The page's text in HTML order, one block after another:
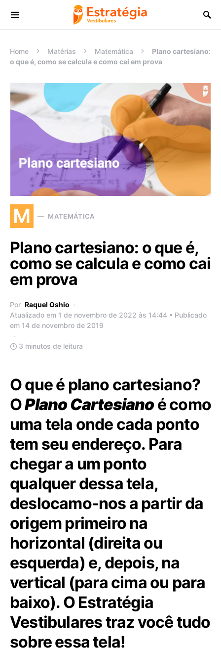
Procurar:
Home Matérias Matemática
Plano cartesiano:
o que é, como se calcula e como cai em prova
M MATEMÁTICA
Plano cartesiano: o que é,
como se calcula e como cai
em prova
Por Raquel Oshio
Atualizado em 1 de novembro de 2022 às 14:44 • Publicado
em 14 de novembro de 2019
3 minutos de leitura
O que é plano cartesiano?
OPlano Cartesianoé como
uma tela onde cada ponto
tem seu endereço. Para
chegar a um ponto
qualquer dessa tela,
deslocamo-nos a partir da
origem primeiro na
horizontal (direita ou
esquerda) e, depois, na
vertical (para cima ou para
baixo). O Estratégia
Vestibulares traz você tudo
sobre essa tela!